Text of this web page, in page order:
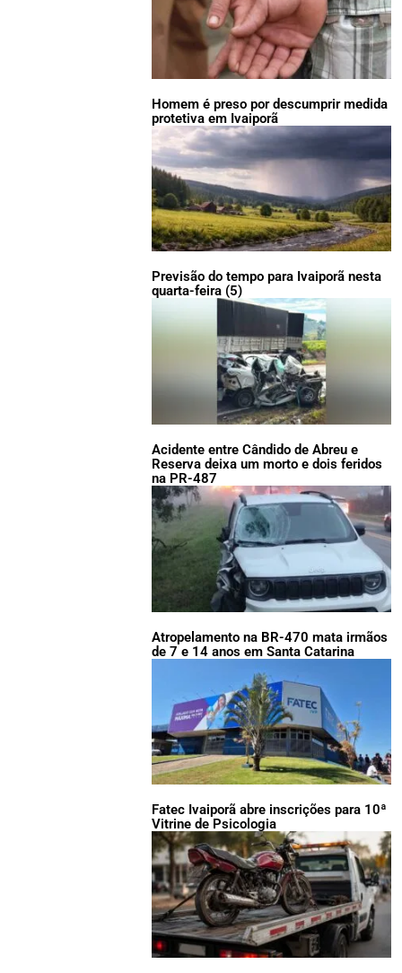
Homem é preso por descumprir medida
protetiva em Ivaiporã
Previsão do tempo para Ivaiporã nesta
quarta-feira (5)
Acidente entre Cândido de Abreu e
Reserva deixa um morto e dois feridos
na PR-487
Atropelamento na BR-470 mata irmãos
de 7 e 14 anos em Santa Catarina
Fatec Ivaiporã abre inscrições para 10ª
Vitrine de Psicologia